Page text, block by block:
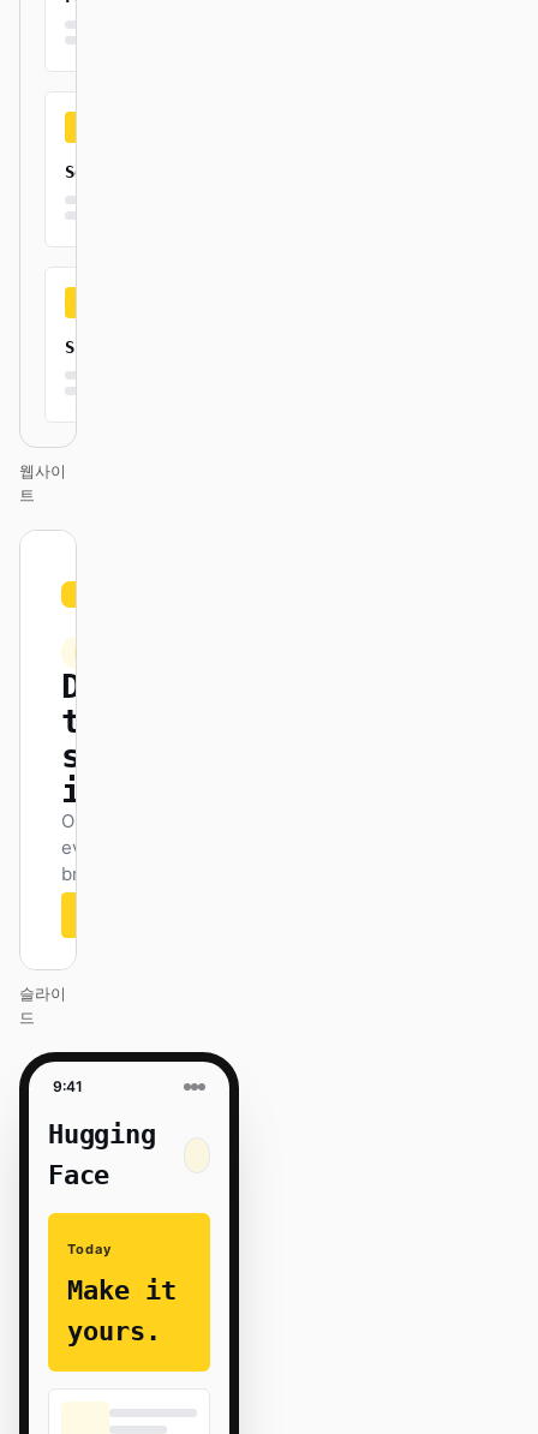
Secure
Simple
웹사이
트
KEYNOTE
Design
that
ships
itself.
One DESIGN.md —
every surface on-
brand.
슬라이
드
9:41
Hugging
Face
Today
Make it
yours.